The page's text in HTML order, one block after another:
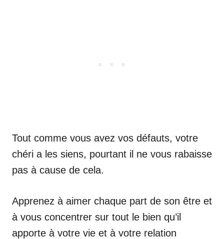
Tout comme vous avez vos défauts, votre
chéri a les siens, pourtant il ne vous rabaisse
pas à cause de cela.
Apprenez à aimer chaque part de son être et
à vous concentrer sur tout le bien qu’il
apporte à votre vie et à votre relation